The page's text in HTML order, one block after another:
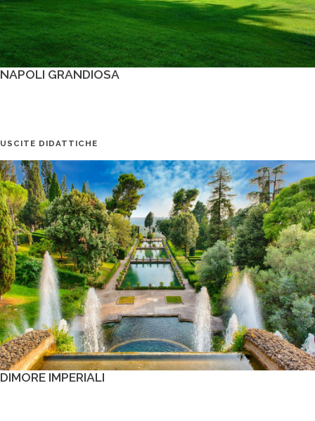
NAPOLI GRANDIOSA
USCITE DIDATTICHE
DIMORE IMPERIALI